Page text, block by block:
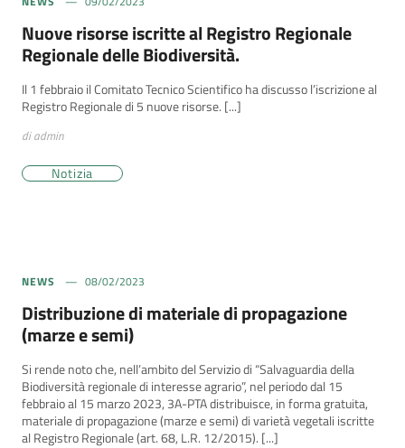
Nuove risorse iscritte al Registro Regionale
Regionale delle Biodiversità.
Il 1 febbraio il Comitato Tecnico Scientifico ha discusso l’iscrizione al
Registro Regionale di 5 nuove risorse. [...]
di admin
Notizia
NEWS 08/02/2023
Distribuzione di materiale di propagazione
(marze e semi)
Si rende noto che, nell’ambito del Servizio di “Salvaguardia della
Biodiversità regionale di interesse agrario”, nel periodo dal 15
febbraio al 15 marzo 2023, 3A-PTA distribuisce, in forma gratuita,
materiale di propagazione (marze e semi) di varietà vegetali iscritte
al Registro Regionale (art. 68, L.R. 12/2015). [...]